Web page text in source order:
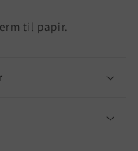
til papir.